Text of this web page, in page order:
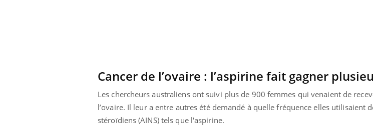
Cancer de l’ovaire : l’aspirine fait gagner
Les chercheurs australiens ont suivi plus de 900 femmes qui venaient de
l’ovaire. Il leur a entre autres été demandé à quelle fréquence elles utilisaient
stéroïdiens (AINS) tels que l'aspirine.